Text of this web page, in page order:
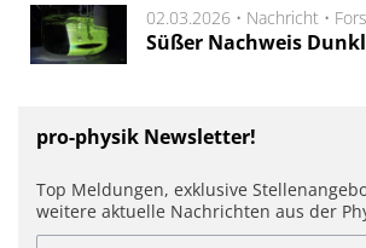
02.03.2026 • Nachricht •
Süßer Nachweis
pro-physik Newsletter!
Top Meldungen, exklusive
weitere aktuelle Nachrichten aus der